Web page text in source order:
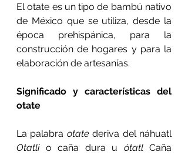
El otate es un tipo de bambú nativo
de México que se utiliza, desde la
época prehispánica, para la
construcción de hogares y para la
elaboración de artesanías.
Significado y características del
otate
La palabra otate
deriva del náhuatl
Otatli o caña dura u ótatl Caña